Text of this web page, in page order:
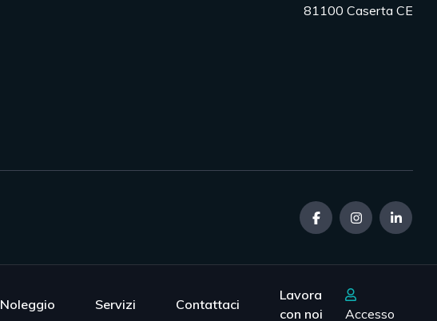
81100 Caserta CE
Noleggio Servizi Contattaci
Lavora
con noi
Accesso